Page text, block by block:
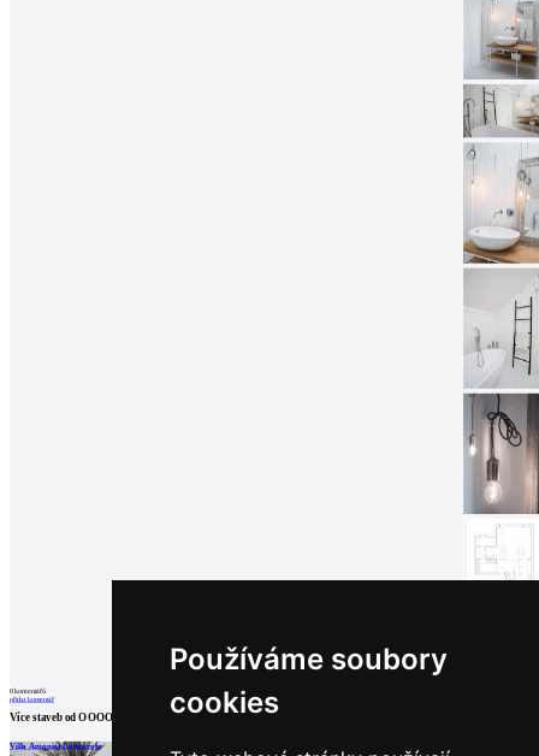
Používáme soubory
cookies
0komentářů
přidat komentář
Více staveb odOOOOX s.r.o.
Villa Amonita Lanzarote